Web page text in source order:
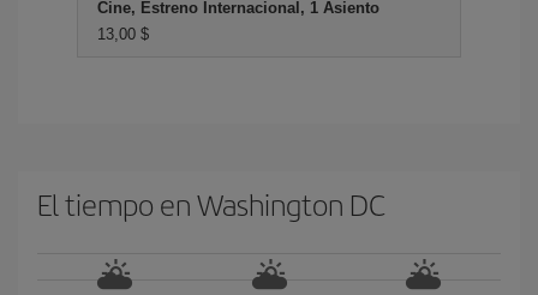
Cine, Estreno Internacional, 1 Asiento
13,00 $
El tiempo en Washington DC